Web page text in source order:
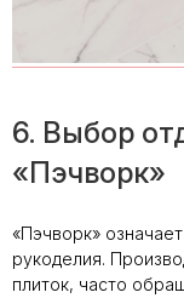
6. Выбор
«Пэчворк»
«Пэчворк»
рукоделия.
плиток, часто